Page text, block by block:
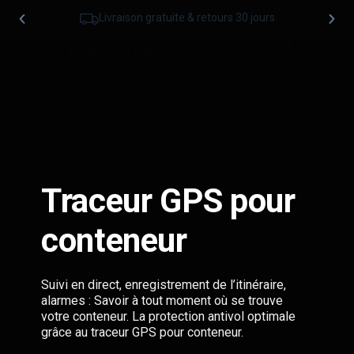
Livraison gratuite & retours 30 jours
Traceur GPS pour
conteneur
Suivi en direct, enregistrement de l’itinéraire,
alarmes : Savoir à tout moment où se trouve
votre conteneur. La protection antivol optimale
grâce au traceur GPS pour conteneur.